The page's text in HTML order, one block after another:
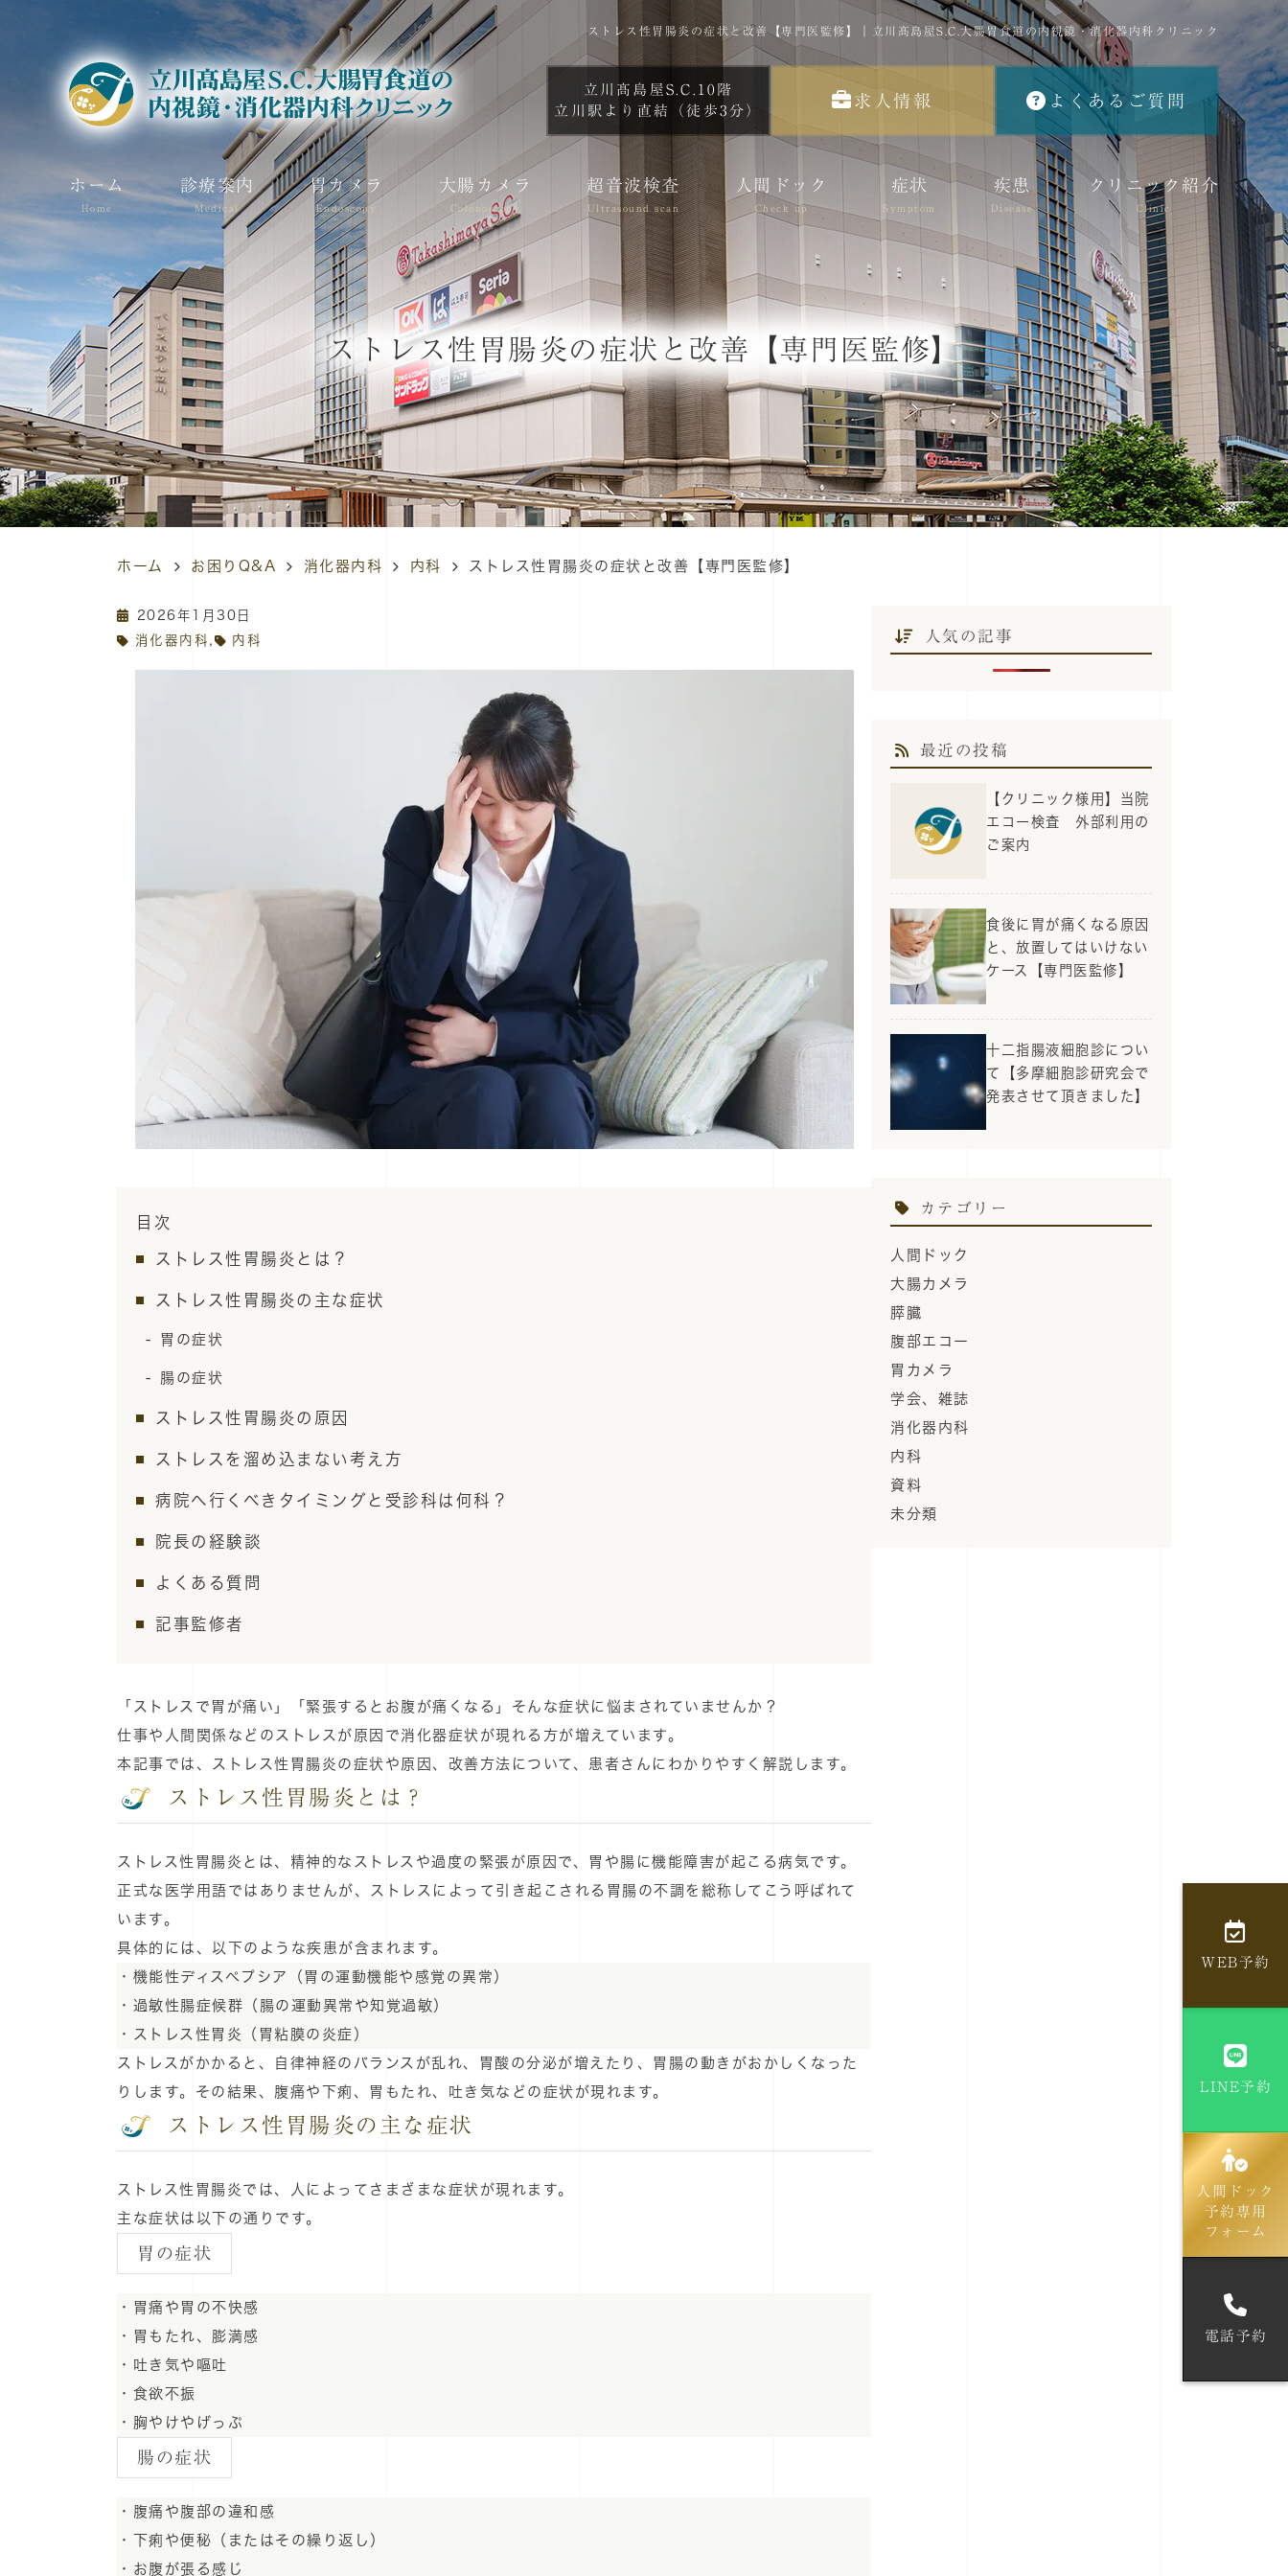
ストレス性胃腸炎の症状と改善【専門医監修】｜立川髙島屋S.C.大腸胃食道の内視鏡・消化器内科クリニック
立川髙島屋S.C.10階
立川駅より直結（徒歩3分）
求人情報 よくあるご質問
ホーム
Home
診療案内
Medical
胃カメラ
Endoscopy
大腸カメラ
Colonoscopy
超音波検査
Ultrasound scan
人間ドック
Check up
症状
Symptom
疾患
Disease
クリニック紹介
Clinic
WEB予約
LINE予約
人間ドック
予約専用
フォーム
電話予約
ストレス性胃腸炎の症状と改善【専門医監修】
ホーム お困りQ&A 消化器内科 内科 ストレス性胃腸炎の症状と改善【専門医監修】
2026年1月30日
消化器内科 , 内科
目次
ストレス性胃腸炎とは？
ストレス性胃腸炎の主な症状
胃の症状
腸の症状
ストレス性胃腸炎の原因
ストレスを溜め込まない考え方
病院へ行くべきタイミングと受診科は何科？
院長の経験談
よくある質問
記事監修者
「ストレスで胃が痛い」「緊張するとお腹が痛くなる」そんな症状に悩まされていませんか？
仕事や人間関係などのストレスが原因で消化器症状が現れる方が増えています。
本記事では、ストレス性胃腸炎の症状や原因、改善方法について、患者さんにわかりやすく解説します。
ストレス性胃腸炎とは？
ストレス性胃腸炎とは、精神的なストレスや過度の緊張が原因で、胃や腸に機能障害が起こる病気です。
正式な医学用語ではありませんが、ストレスによって引き起こされる胃腸の不調を総称してこう呼ばれて
います。
具体的には、以下のような疾患が含まれます。
・機能性ディスペプシア（胃の運動機能や感覚の異常）
・過敏性腸症候群（腸の運動異常や知覚過敏）
・ストレス性胃炎（胃粘膜の炎症）
ストレスがかかると、自律神経のバランスが乱れ、胃酸の分泌が増えたり、胃腸の動きがおかしくなった
りします。その結果、腹痛や下痢、胃もたれ、吐き気などの症状が現れます。
ストレス性胃腸炎の主な症状
ストレス性胃腸炎では、人によってさまざまな症状が現れます。
主な症状は以下の通りです。
胃の症状
・胃痛や胃の不快感
・胃もたれ、膨満感
・吐き気や嘔吐
・食欲不振
・胸やけやげっぷ
腸の症状
・腹痛や腹部の違和感
・下痢や便秘（またはその繰り返し）
・お腹が張る感じ
人気の記事
最近の投稿
【クリニック様用】当院
エコー検査 外部利用の
ご案内
食後に胃が痛くなる原因
と、放置してはいけない
ケース【専門医監修】
十二指腸液細胞診につい
て【多摩細胞診研究会で
発表させて頂きました】
カテゴリー
人間ドック
大腸カメラ
膵臓
腹部エコー
胃カメラ
学会、雑誌
消化器内科
内科
資料
未分類